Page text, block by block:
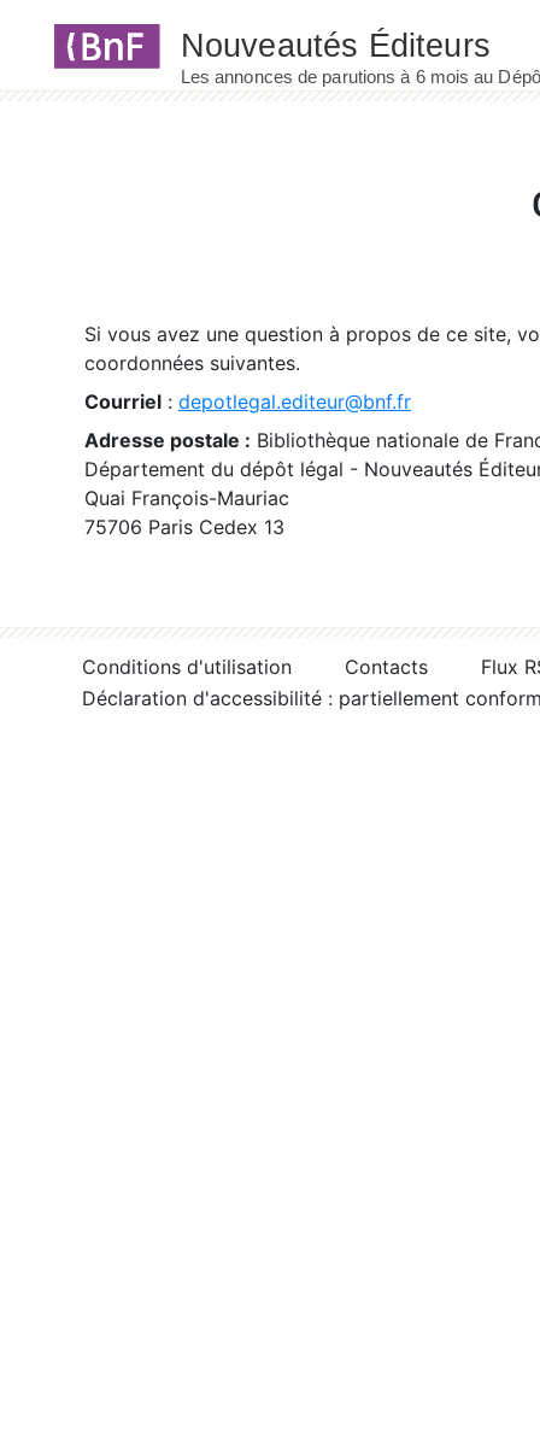
Si vous avez une question à propos de ce site,
coordonnées suivantes.
Courriel : depotlegal.editeur@bnf.fr
Adresse postale : Bibliothèque nationale de
Département du dépôt légal - Nouveautés
Quai François-Mauriac
75706 Paris Cedex 13
Conditions d'utilisation Contacts
Flux
Déclaration d'accessibilité : partiellement